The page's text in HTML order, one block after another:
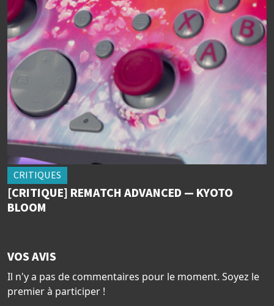
CRITIQUES
[CRITIQUE] REMATCH ADVANCED — KYOTO
BLOOM
VOS AVIS
Il n'y a pas de commentaires pour le moment. Soyez le
premier à participer !